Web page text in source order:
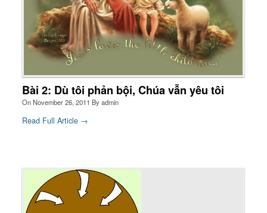
Tài Liệu
Sách Linh Thao
Chú Giải Linh Thao
Khóa HD Linh hướng
Linh Thao Tám Ngày
Linh Thao Mười Ngày
Linh Thao 30 Ngày
Bài 2: Dù tôi phản bội, Chúa vẫn yêu tôi
OnNovember 26, 2011 Byadmin
Read Full Article →